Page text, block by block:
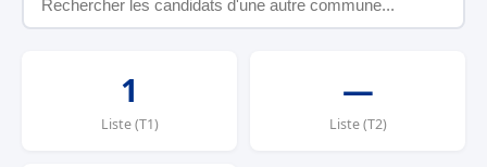
1
Liste (T1)
—
Liste (T2)